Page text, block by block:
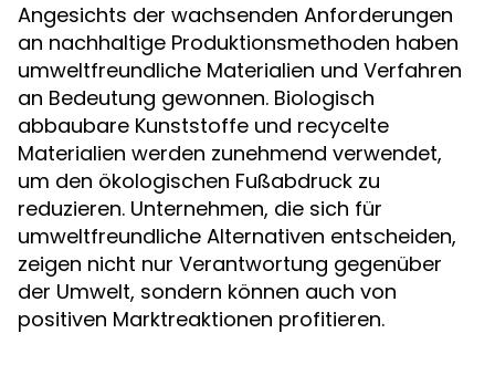
Angesichts der wachsenden Anforderungen
an nachhaltige Produktionsmethoden haben
umweltfreundliche Materialien und Verfahren
an Bedeutung gewonnen. Biologisch
abbaubare Kunststoffe und recycelte
Materialien werden zunehmend verwendet,
um den ökologischen Fußabdruck zu
reduzieren. Unternehmen, die sich für
umweltfreundliche Alternativen entscheiden,
zeigen nicht nur Verantwortung gegenüber
der Umwelt, sondern können auch von
positiven Marktreaktionen profitieren.